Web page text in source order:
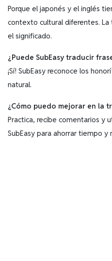
Porque el japonés y el inglés
contexto cultural diferentes.
el significado.
¿Puede SubEasy traducir
¡Sí! SubEasy reconoce los
natural.
¿Cómo puedo mejorar en la
Practica, recibe comentarios y
SubEasy para ahorrar tiempo y